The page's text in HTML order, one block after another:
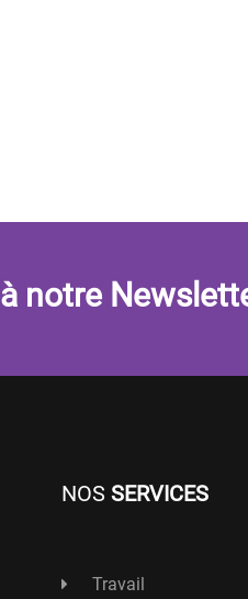
à notre
NOS SERVICES
Travail